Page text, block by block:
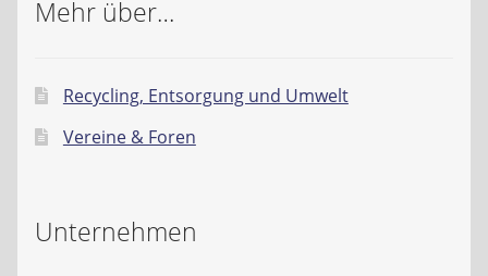
Mehr über…
Recycling, Entsorgung und Umwelt
Vereine & Foren
Unternehmen